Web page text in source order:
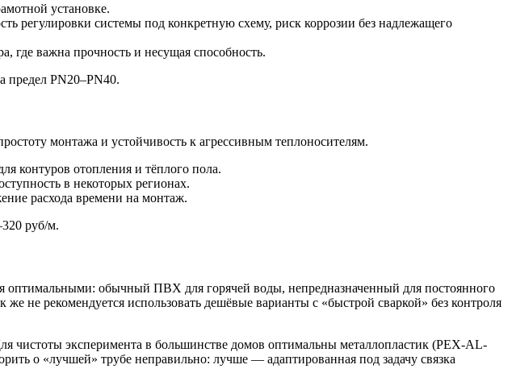
установке.
регулировки системы под конкретную схему, риск коррозии без надлежащего
где важна прочность и несущая способность.
предел PN20–PN40.
монтажа и устойчивость к агрессивным теплоносителям.
контуров отопления и тёплого пола.
в некоторых регионах.
расхода времени на монтаж.
руб/м.
оптимальными: обычный ПВХ для горячей воды, непредназначенный для постоянного
рекомендуется использовать дешёвые варианты с «быстрой сваркой» без контроля
эксперимента в большинстве домов оптимальны металлопластик (PEX-AL-
о «лучшей» трубе неправильно: лучше — адаптированная под задачу связка